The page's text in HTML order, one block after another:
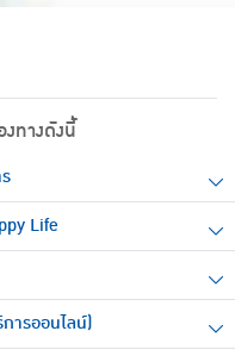
ทางดังนี้
Life
ารออนไลน์)